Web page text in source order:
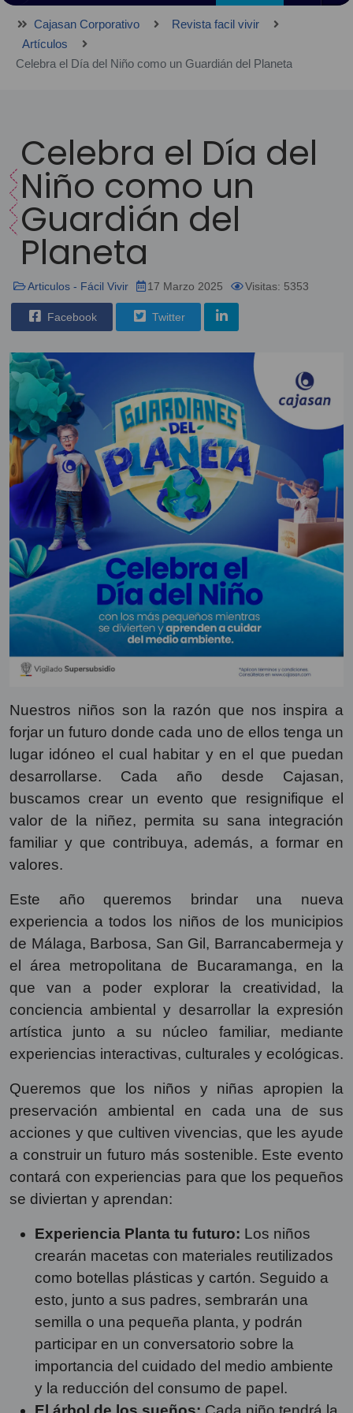
Cajasan Corporativo
Revista facil vivir
Artículos
Celebra el Día del Niño como un Guardián del Planeta
Celebra el Día del
Niño como un
Guardián del
Planeta
Articulos - Fácil Vivir 17 Marzo 2025 Visitas: 5353
Facebook Twitter
Nuestros niños son la razón que nos inspira a
forjar un futuro donde cada uno de ellos tenga un
lugar idóneo el cual habitar y en el que puedan
desarrollarse. Cada año desde Cajasan,
buscamos crear un evento que resignifique el
valor de la niñez, permita su sana integración
familiar y que contribuya, además, a formar en
valores.
Este año queremos brindar una nueva
experiencia a todos los niños de los municipios
de Málaga, Barbosa, San Gil, Barrancabermeja y
el área metropolitana de Bucaramanga, en la
que van a poder explorar la creatividad, la
conciencia ambiental y desarrollar la expresión
artística junto a su núcleo familiar, mediante
experiencias interactivas, culturales y ecológicas.
Queremos que los niños y niñas apropien la
preservación ambiental en cada una de sus
acciones y que cultiven vivencias, que les ayude
a construir un futuro más sostenible. Este evento
contará con experiencias para que los pequeños
se diviertan y aprendan:
Experiencia Planta tu futuro: Los niños
crearán macetas con materiales reutilizados
como botellas plásticas y cartón. Seguido a
esto, junto a sus padres, sembrarán una
semilla o una pequeña planta, y podrán
participar en un conversatorio sobre la
importancia del cuidado del medio ambiente
y la reducción del consumo de papel.